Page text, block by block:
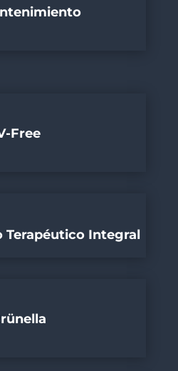
Free
Terapéutico Integral